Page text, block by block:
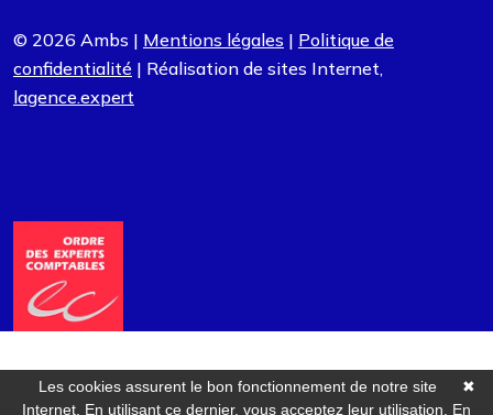
© 2026 Ambs | Mentions légales | Politique de
confidentialité | Réalisation de sites Internet,
lagence.expert
✖
Les cookies assurent le bon fonctionnement de notre site
Internet. En utilisant ce dernier, vous acceptez leur utilisation. En